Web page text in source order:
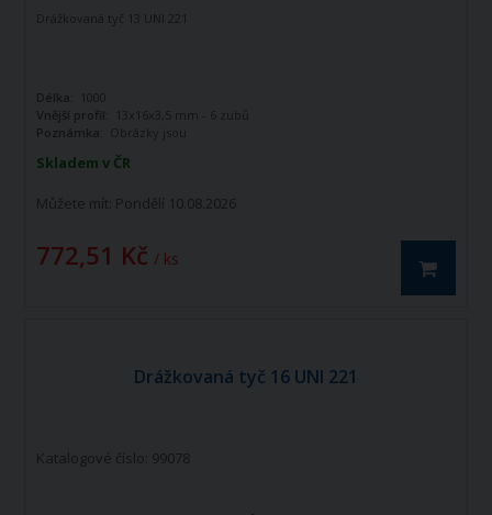
Skladem v ČR
Můžete mít: Pondělí 10.08.2026
772,51 Kč / ks
Drážkovaná tyč 13 UNI 221
Délka:
1000
Vnější profil:
13x16x3,5 mm - 6 zubů
Poznámka:
Obrázky jsou
Drážkovaná tyč 16 UNI 221
Katalogové číslo: 99078